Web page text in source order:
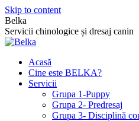
Skip to content
Belka
Servicii chinologice și dresaj canin
Acasă
Cine este BELKA?
Servicii
Grupa 1-Puppy
Grupa 2- Predresaj
Grupa 3- Disciplină